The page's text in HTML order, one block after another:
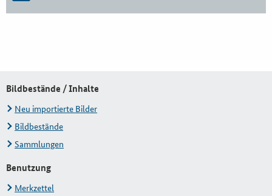
Bildbestände / Inhalte
Neu importierte Bilder
Bildbestände
Sammlungen
Benutzung
Merkzettel